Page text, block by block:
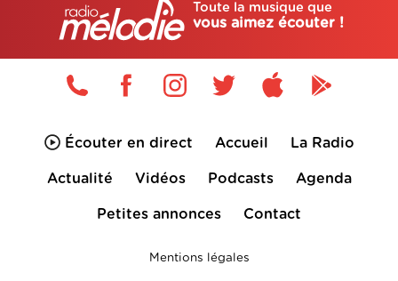
Toute la musique que
vous aimez écouter !
Écouter en direct Accueil La Radio
Actualité Vidéos Podcasts Agenda
Petites annonces Contact
Mentions légales